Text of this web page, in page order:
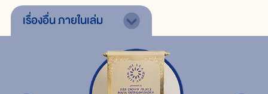
เรื่องอื่นภายในเล่ม